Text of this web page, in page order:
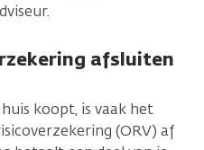
afsluiten
koopt, is vaak het
(ORV) af